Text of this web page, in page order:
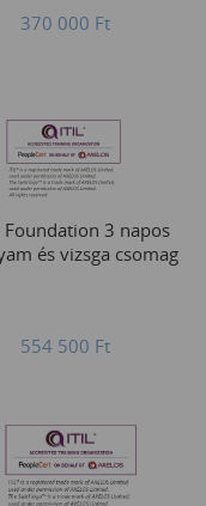
370 000 Ft
Foundation 3 napos
és vizsga csomag
554 500 Ft